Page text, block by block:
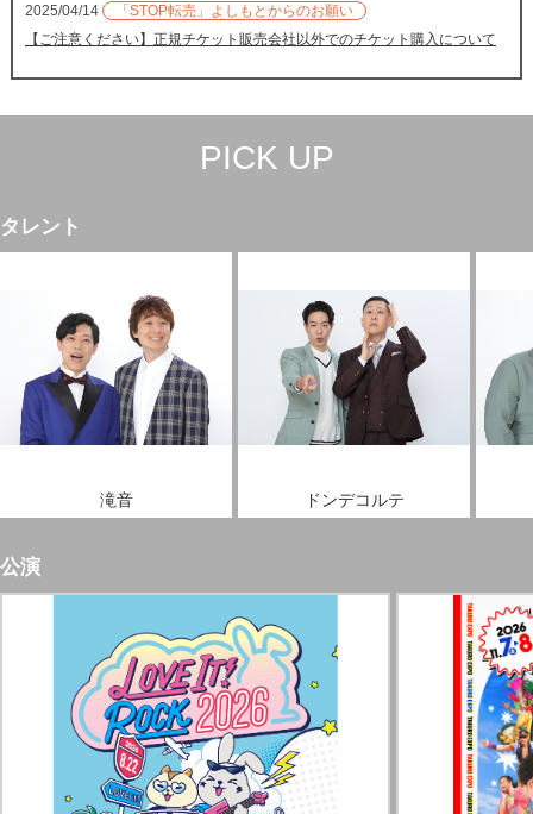
2025/04/14
「STOP転売」よしもとからのお願い
【ご注意ください】正規チケット販売会社以外でのチケット購入について
PICK UP
タレント
滝音 ドンデコルテ
公演